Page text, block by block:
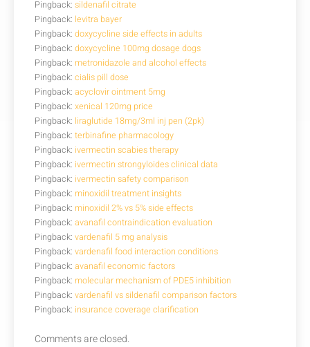
Pingback: sildenafil citrate
Pingback: levitra bayer
Pingback: doxycycline side effects in adults
Pingback: doxycycline 100mg dosage dogs
Pingback: metronidazole and alcohol effects
Pingback: cialis pill dose
Pingback: acyclovir ointment 5mg
Pingback: xenical 120mg price
Pingback: liraglutide 18mg/3ml inj pen (2pk)
Pingback: terbinafine pharmacology
Pingback: ivermectin scabies therapy
Pingback: ivermectin strongyloides clinical data
Pingback: ivermectin safety comparison
Pingback: minoxidil treatment insights
Pingback: minoxidil 2% vs 5% side effects
Pingback: avanafil contraindication evaluation
Pingback: vardenafil 5 mg analysis
Pingback: vardenafil food interaction conditions
Pingback: avanafil economic factors
Pingback: molecular mechanism of PDE5 inhibition
Pingback: vardenafil vs sildenafil comparison factors
Pingback: insurance coverage clarification
Comments are closed.